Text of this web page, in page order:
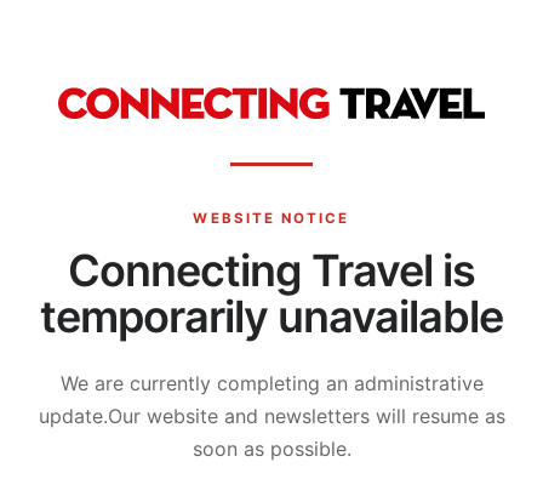
WEBSITE NOTICE
Connecting Travel is
temporarily unavailable
We are currently completing an administrative
update.Our website and newsletters will resume as
soon as possible.